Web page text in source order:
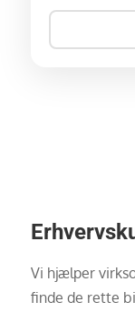
Vi hjælper
finde de rette